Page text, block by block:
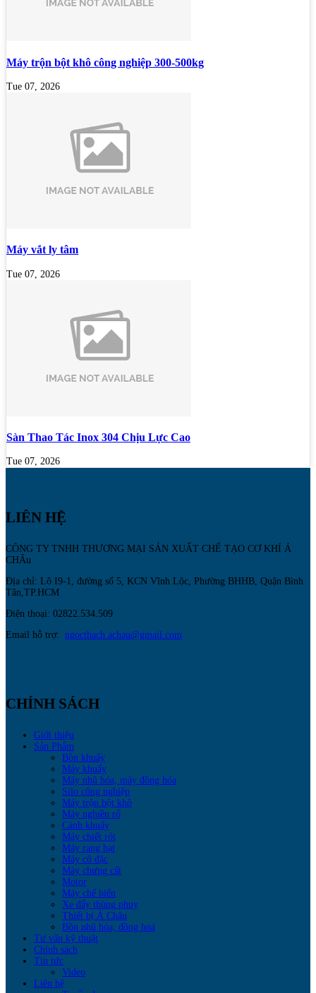
Máy trộn bột khô công nghiệp 300-500kg
Tue 07, 2026
Máy vắt ly tâm
Tue 07, 2026
Sàn Thao Tác Inox 304 Chịu Lực Cao
Tue 07, 2026
LIÊN HỆ
CÔNG TY TNHH THƯƠNG MẠI SẢN XUẤT CHẾ TẠO CƠ KHÍ Á
CHÂu
Địa chỉ: Lô I9-1, đường số 5, KCN Vĩnh Lộc, Phường BHHB, Quận Bình
Tân,TP.HCM
Điện thoại: 02822.534.509
Email hỗ trợ: ngocthach.achau@gmail.com
CHÍNH SÁCH
Giới thiệu
Sản Phẩm
Bồn khuấy
Máy khuấy
Máy nhũ hóa, máy đồng hóa
Silo công nghiệp
Máy trộn bột khô
Máy nghiền rổ
Cánh khuấy
Máy chiết rót
Máy rang hạt
Máy cô đặc
Máy chưng cất
Motor
Máy chế biến
Xe đẩy thùng phuy
Thiết bị Á Châu
Bồn nhũ hóa, đồng hoá
Tư vấn kỹ thuật
Chính sách
Tin tức
Video
Liên hệ